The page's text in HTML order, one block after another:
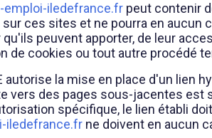
iledefrance.frpeut contenir
sur ces sites et ne pourra en
peuvent apporter, de leur
de cookies ou tout autre procédé
autorise la mise en place d'un
vers des pages sous-jacentes est
spécifique, le lien établi
iledefrance.frne doivent en aucun